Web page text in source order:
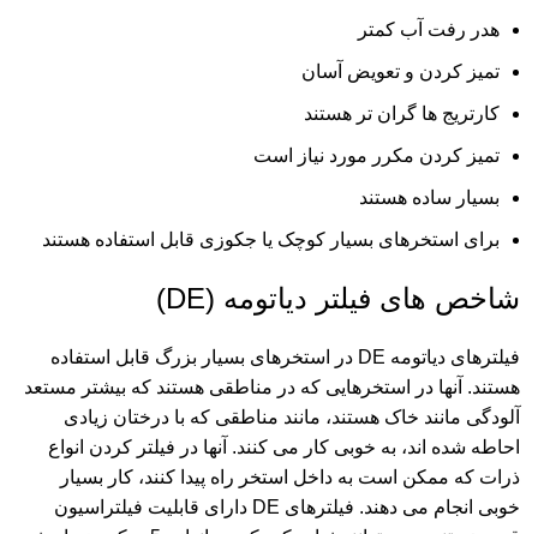
هدر رفت آب کمتر
تمیز کردن و تعویض آسان
کارتریج ها گران تر هستند
تمیز کردن مکرر مورد نیاز است
بسیار ساده هستند
برای استخرهای بسیار کوچک یا جکوزی قابل استفاده هستند
شاخص های فیلتر دیاتومه (DE)
فیلترهای دیاتومه DE در استخرهای بسیار بزرگ قابل استفاده
هستند. آنها در استخرهایی که در مناطقی هستند که بیشتر مستعد
آلودگی مانند خاک هستند، مانند مناطقی که با درختان زیادی
احاطه شده اند، به خوبی کار می کنند. آنها در فیلتر کردن انواع
ذرات که ممکن است به داخل استخر راه پیدا کنند، کار بسیار
خوبی انجام می دهند. فیلترهای DE دارای قابلیت فیلتراسیون